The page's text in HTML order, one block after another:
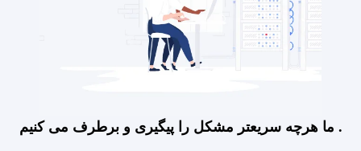
ما هرچه سریعتر مشکل را پیگیری و برطرف می کنیم .